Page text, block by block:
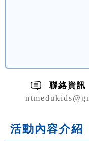
聯絡資訊
活動內容介紹